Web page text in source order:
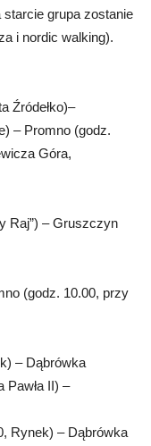
starcie grupa zostanie
i nordic walking).
Źródełko)–
– Promno (godz.
Góra,
Raj”) – Gruszczyn
(godz. 10.00, przy
– Dąbrówka
Pawła II) –
Rynek) – Dąbrówka